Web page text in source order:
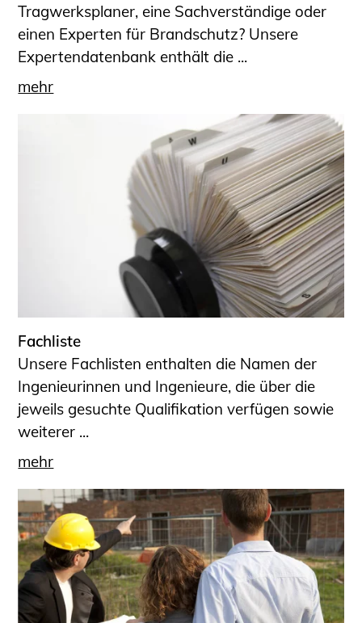
Tragwerksplaner, eine Sachverständige oder
einen Experten für Brandschutz? Unsere
Expertendatenbank enthält die ...
mehr
Fachliste
Unsere Fachlisten enthalten die Namen der
Ingenieurinnen und Ingenieure, die über die
jeweils gesuchte Qualifikation verfügen sowie
weiterer ...
mehr